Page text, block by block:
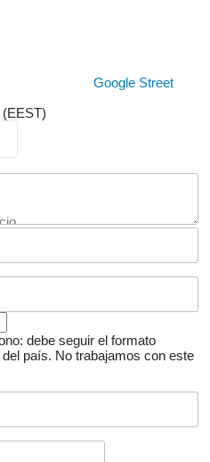
Google Street
debe seguir el formato
país. No trabajamos con este